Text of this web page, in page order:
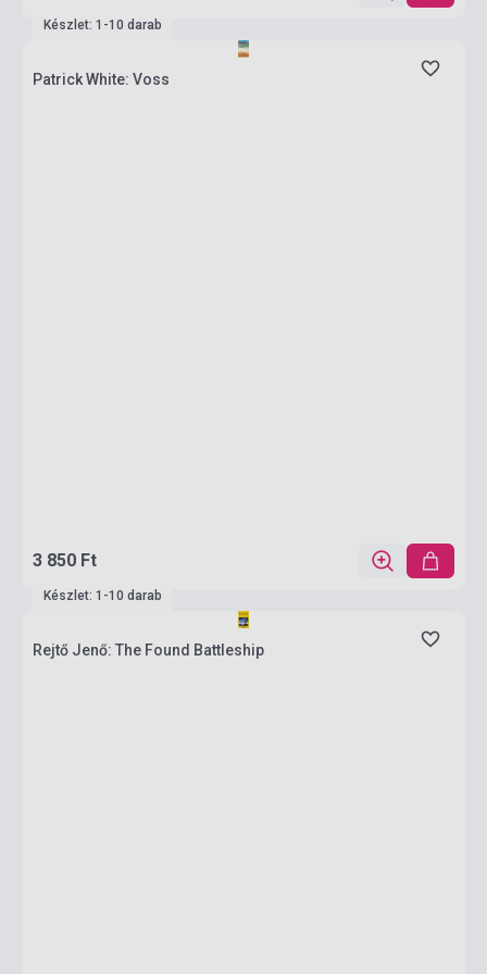
Készlet: 1-10 darab
Patrick White: Voss
3 850 Ft
Készlet: 1-10 darab
Rejtő Jenő: The Found Battleship